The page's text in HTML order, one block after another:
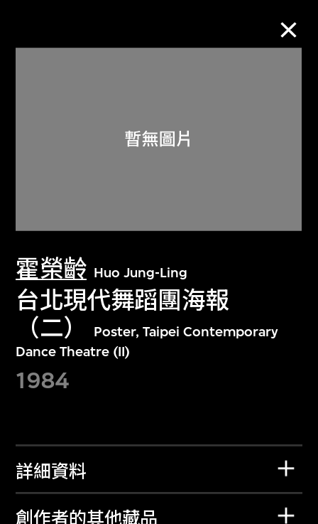
霍榮齡 Huo Jung-Ling
台北現代舞蹈團海報
（二）
Poster, Taipei Contemporary
Dance Theatre (II)
1984
詳細資料
創作者的其他藏品
關於M+藏品
探索世界頂級的二十及二十一世紀視覺
文化藏品。